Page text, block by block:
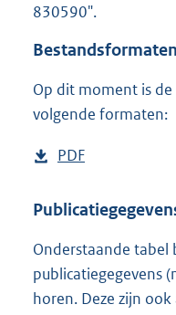
830590".
Bestandsformaten
Op dit moment is
volgende formaten:
D
w
l
o
a
PDF
s
a
n
d
Onderstaande tabel
publicatiegegevens
horen. Deze zijn